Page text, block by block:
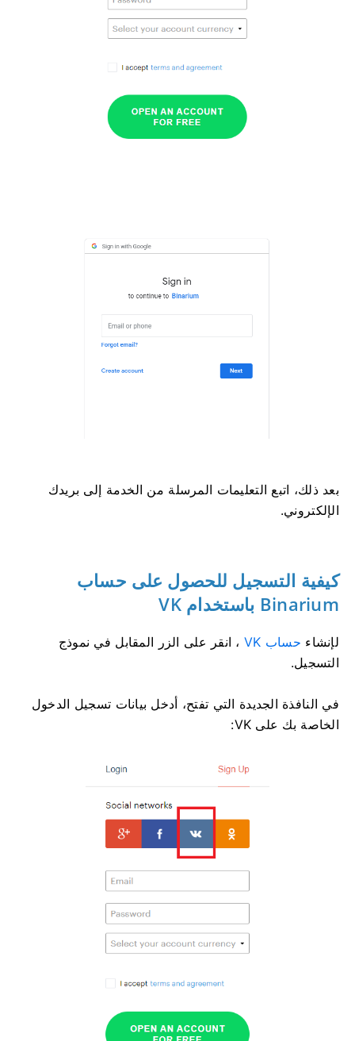
بعد ذلك، اتبع التعليمات المرسلة من الخدمة إلى بريدك
الإلكتروني.
كيفية التسجيل للحصول على حساب
Binarium باستخدام VK
لإنشاء حساب VK
، انقر على الزر المقابل في نموذج
التسجيل.
في النافذة الجديدة التي تفتح، أدخل بيانات تسجيل الدخول
الخاصة بك على VK: